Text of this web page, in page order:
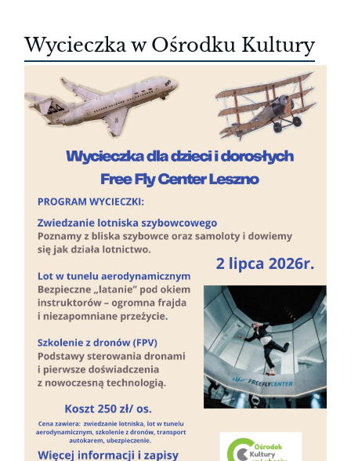
Wycieczka w Ośrodku Kultury